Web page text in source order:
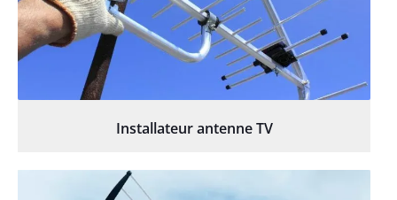
Installateur antenne TV